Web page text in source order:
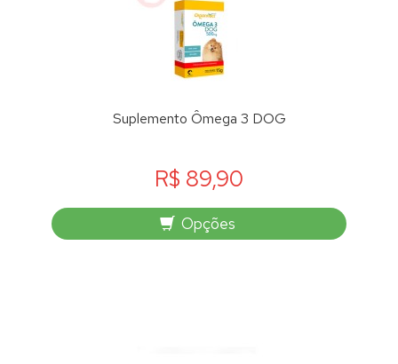
Suplemento Ômega 3 DOG
R$ 89,90
Opções